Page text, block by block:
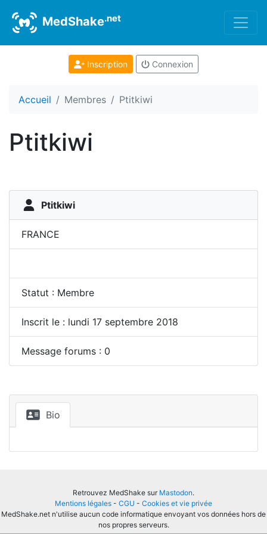
MedShake.net
Inscription Connexion
Accueil Membres Ptitkiwi
Ptitkiwi
Ptitkiwi
FRANCE
Statut : Membre
Inscrit le : lundi 17 septembre 2018
Message forums : 0
Bio
Retrouvez MedShake sur Mastodon.
Mentions légales - CGU - Cookies et vie privée
MedShake.net n'utilise aucun code informatique envoyant vos données hors de
nos propres serveurs.